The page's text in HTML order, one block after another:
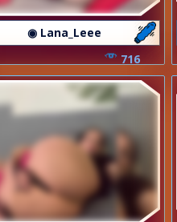
◉ Lana_Leee
716